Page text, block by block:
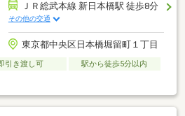
ＪＲ総武本線 新日本橋駅 徒歩8分
その他の交通
東京都中央区日本橋堀留町１丁目
引き渡し可
駅から徒歩5分以内